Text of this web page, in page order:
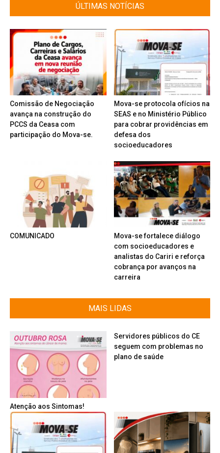
ÚLTIMAS NOTÍCIAS
Comissão de Negociação
avança na construção do
PCCS da Ceasa com
participação do Mova-se.
Mova-se protocola ofícios na
SEAS e no Ministério Público
para cobrar providências em
defesa dos
socioeducadores
COMUNICADO
Mova-se fortalece diálogo
com socioeducadores e
analistas do Cariri e reforça
cobrança por avanços na
carreira
MAIS LIDAS
Atenção aos Sintomas!
Servidores públicos do CE
seguem com problemas no
plano de saúde